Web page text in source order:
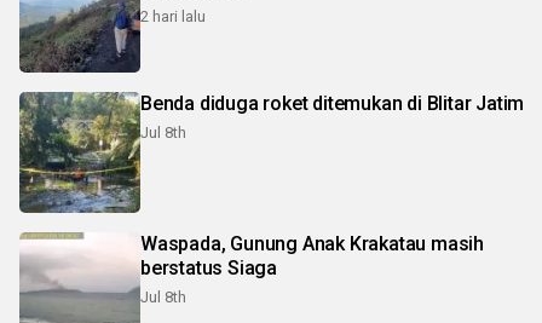
2 hari lalu
Benda diduga roket ditemukan di Blitar Jatim
Jul 8th
Waspada, Gunung Anak Krakatau masih
berstatus Siaga
Jul 8th